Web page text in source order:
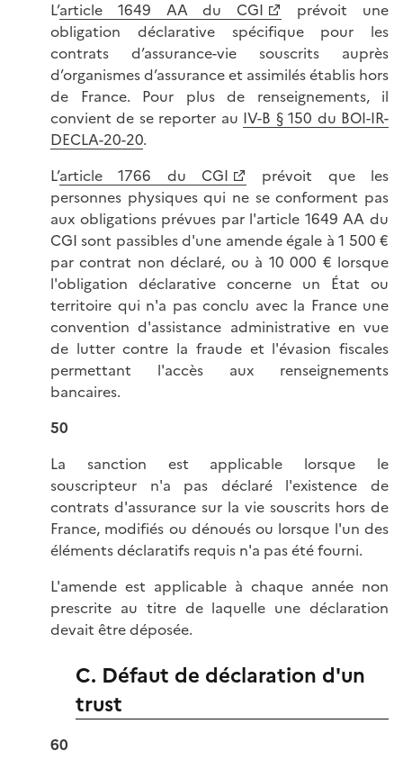
L’article 1649 AA du CGI
prévoit une
obligation déclarative spécifique pour les
contrats d’assurance-vie souscrits auprès
d’organismes d’assurance et assimilés établis hors
de France. Pour plus de renseignements, il
convient de se reporter au IV-B § 150 du BOI-IR-
DECLA-20-20.
L’article 1766 du CGI
prévoit que les
personnes physiques qui ne se conforment pas
aux obligations prévues par l'article 1649 AA du
CGI sont passibles d'une amende égale à 1 500 €
par contrat non déclaré, ou à 10 000 € lorsque
l'obligation déclarative concerne un État ou
territoire qui n'a pas conclu avec la France une
convention d'assistance administrative en vue
de lutter contre la fraude et l'évasion fiscales
permettant l'accès aux renseignements
bancaires.
50
La sanction est applicable lorsque le
souscripteur n'a pas déclaré l'existence de
contrats d'assurance sur la vie souscrits hors de
France, modifiés ou dénoués ou lorsque l'un des
éléments déclaratifs requis n'a pas été fourni.
L'amende est applicable à chaque année non
prescrite au titre de laquelle une déclaration
devait être déposée.
C. Défaut de déclaration d'un
trust
60